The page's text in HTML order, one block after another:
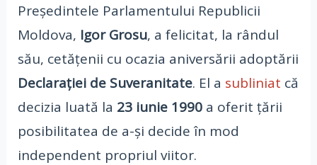
Președintele Parlamentului Republicii
Moldova, Igor Grosu, a felicitat, la rândul
său, cetățenii cu ocazia aniversării adoptării
Declarației de Suveranitate. El a subliniat că
decizia luată la 23 iunie 1990a oferit țării
posibilitatea de a-și decide în mod
independent propriul viitor.